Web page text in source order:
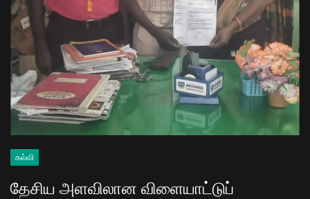
கல்வி
தேசிய அளவிலான விளையாட்டுப்